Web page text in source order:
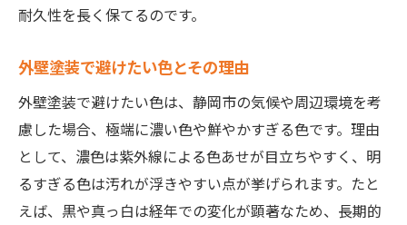
耐久性を長く保てるのです。
外壁塗装で避けたい色とその理由
外壁塗装で避けたい色は、静岡市の気候や周辺環境を考
慮した場合、極端に濃い色や鮮やかすぎる色です。理由
として、濃色は紫外線による色あせが目立ちやすく、明
るすぎる色は汚れが浮きやすい点が挙げられます。たと
えば、黒や真っ白は経年での変化が顕著なため、長期的